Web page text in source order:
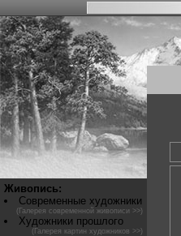
Живопись:
Современные художники
(Галерея современной живописи >>)
Художники прошлого
(Галерея картин художников >>)